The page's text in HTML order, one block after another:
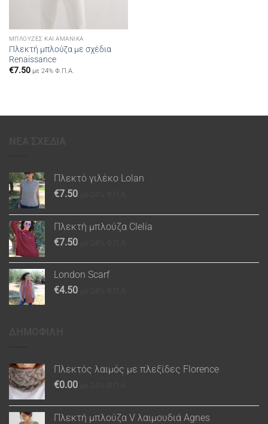
ΜΠΛΟΎΖΕΣ ΚΑΙ ΑΜΆΝΙΚΑ
Πλεκτή μπλούζα με σχέδια
Renaissance
€7.50 με 24% Φ.Π.Α.
Πλεκτό γιλέκο Lolan
€7.50
Πλεκτή μπλούζα Clelia
€7.50
London Scarf
€4.50
Πλεκτός λαιμός με πλεξίδες Florence
€0.00
Πλεκτή μπλούζα V λαιμουδιά Agnes